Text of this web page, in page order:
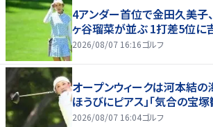
4アンダー首位で金田久美子
ヶ谷瑠菜が並ぶ 1打差5位に
2026/08/07 16:16ゴルフ
オープンウィークは河本結の
ほうびにピアス」「気合の宝塚
2026/08/07 16:04ゴルフ